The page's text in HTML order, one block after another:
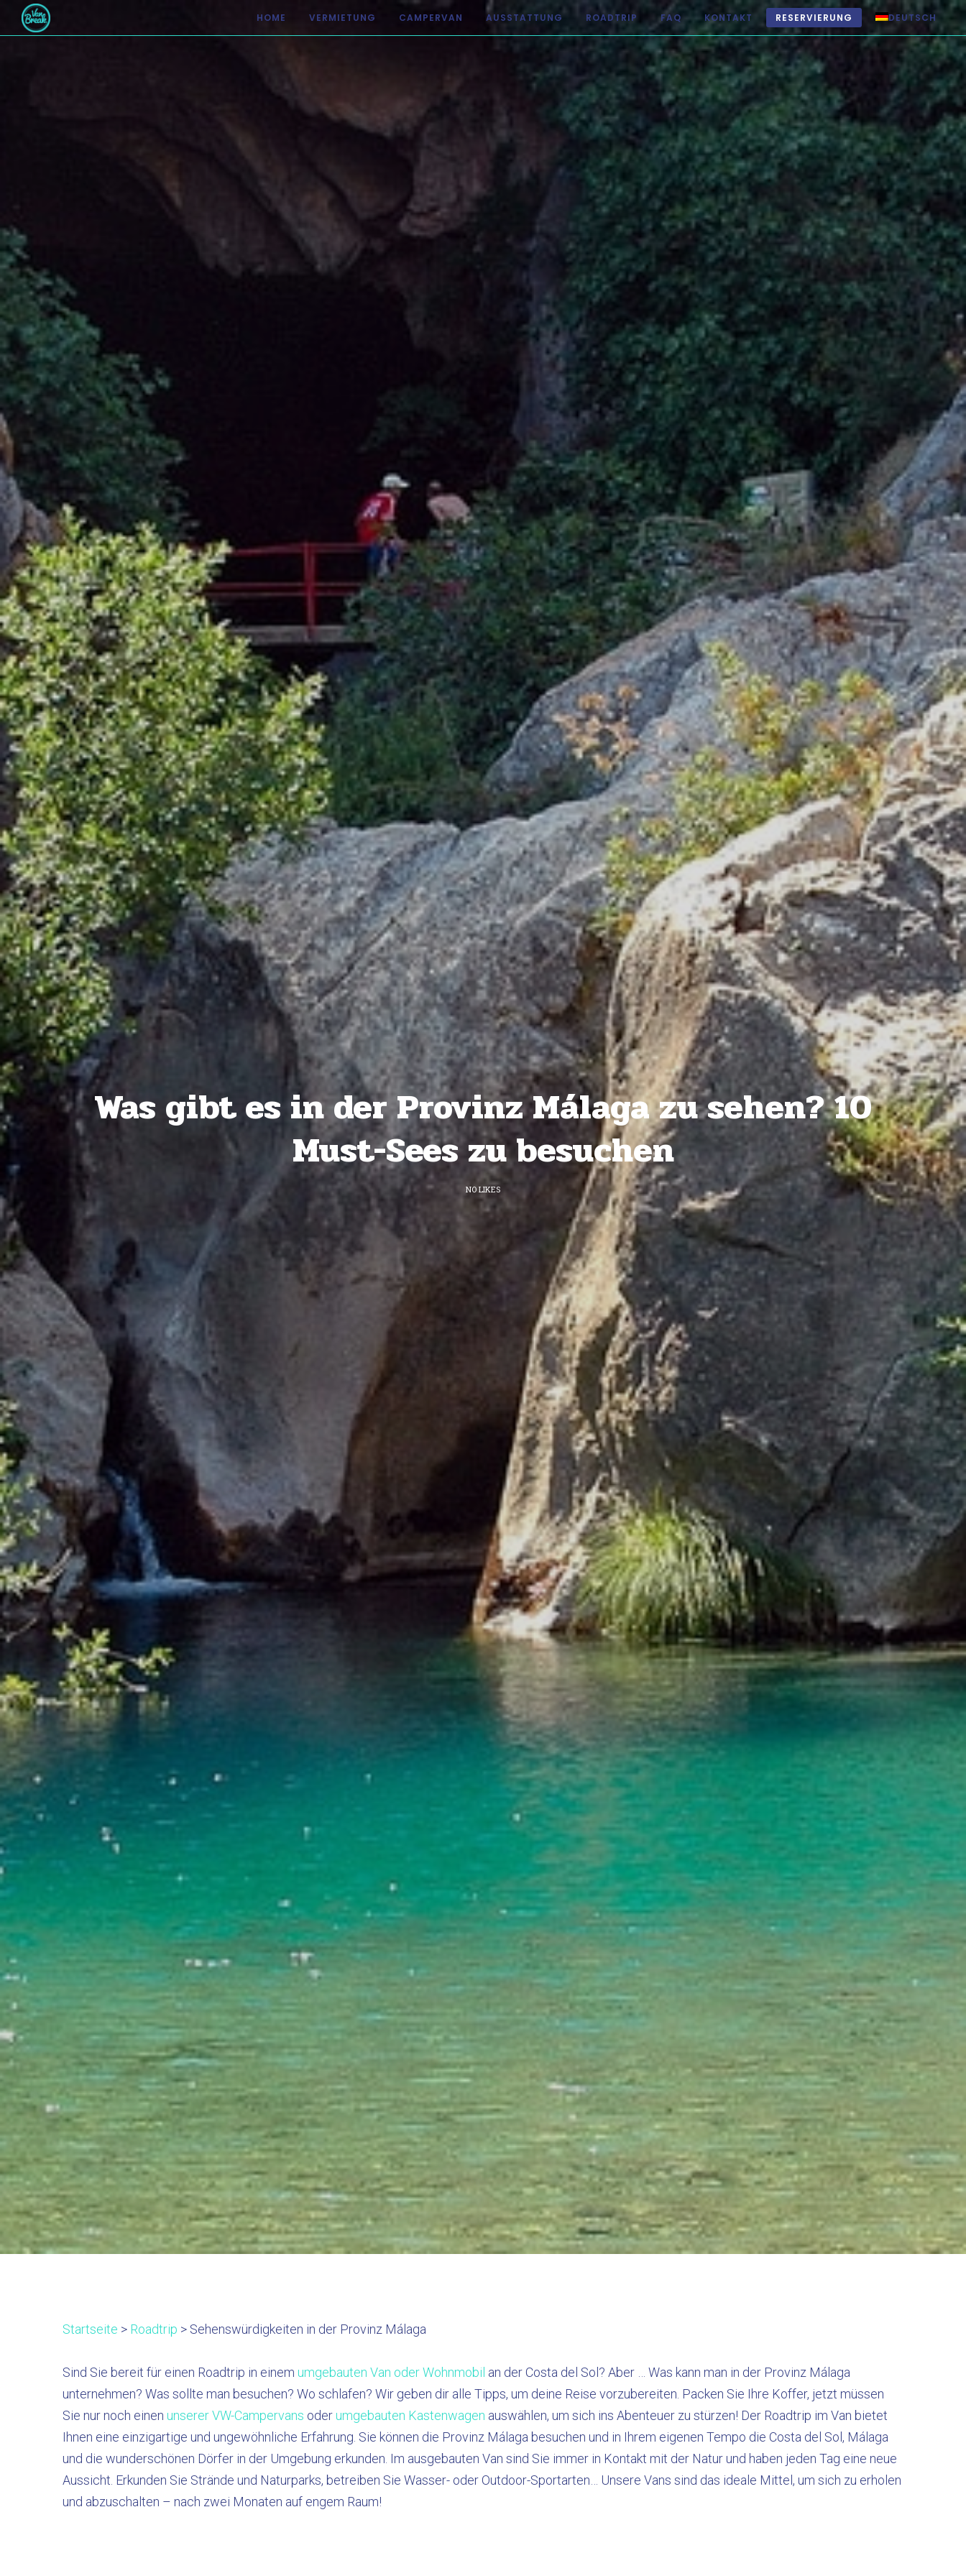
HOME VERMIETUNG CAMPERVAN AUSSTATTUNG ROADTRIP FAQ KONTAKT RESERVIERUNG DEUTSCH
Was gibt es in der Provinz Málaga zu sehen? 10
Must-Sees zu besuchen
NO LIKES
Startseite > Roadtrip > Sehenswürdigkeiten in der Provinz Málaga
Sind Sie bereit für einen Roadtrip in einem umgebauten Van oder Wohnmobil an der Costa del Sol? Aber … Was kann man in der Provinz Málaga
unternehmen? Was sollte man besuchen? Wo schlafen? Wir geben dir alle Tipps, um deine Reise vorzubereiten. Packen Sie Ihre Koffer, jetzt müssen
Sie nur noch einen unserer VW-Campervans oder umgebauten Kastenwagen auswählen, um sich ins Abenteuer zu stürzen! Der Roadtrip im Van bietet
Ihnen eine einzigartige und ungewöhnliche Erfahrung. Sie können die Provinz Málaga besuchen und in Ihrem eigenen Tempo die Costa del Sol, Málaga
und die wunderschönen Dörfer in der Umgebung erkunden. Im ausgebauten Van sind Sie immer in Kontakt mit der Natur und haben jeden Tag eine neue
Aussicht. Erkunden Sie Strände und Naturparks, betreiben Sie Wasser- oder Outdoor-Sportarten… Unsere Vans sind das ideale Mittel, um sich zu erholen
und abzuschalten – nach zwei Monaten auf engem Raum!